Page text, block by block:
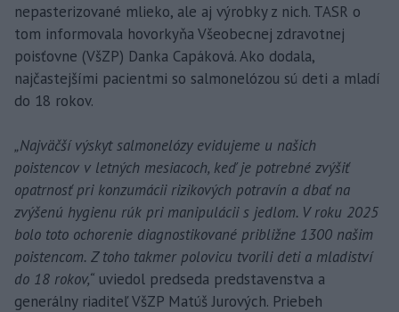
nepasterizované mlieko, ale aj výrobky z nich. TASR o
tom informovala hovorkyňa Všeobecnej zdravotnej
poisťovne (VšZP) Danka Capáková. Ako dodala,
najčastejšími pacientmi so salmonelózou sú deti a mladí
do 18 rokov.
„Najväčší výskyt salmonelózy evidujeme u našich
poistencov v letných mesiacoch, keď je potrebné zvýšiť
opatrnosť pri konzumácii rizikových potravín a dbať na
zvýšenú hygienu rúk pri manipulácii s jedlom. V roku 2025
bolo toto ochorenie diagnostikované približne 1300 našim
poistencom. Z toho takmer polovicu tvorili deti a mladiství
do 18 rokov,“ uviedol predseda predstavenstva a
generálny riaditeľ VšZP Matúš Jurových. Priebeh